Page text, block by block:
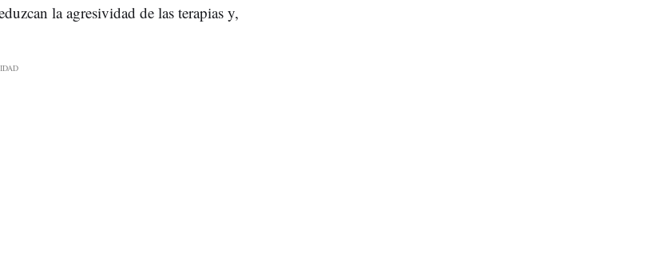
la agresividad de las terapias y,